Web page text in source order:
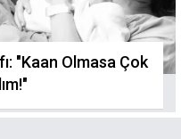
"Kaan Olmasa Çok